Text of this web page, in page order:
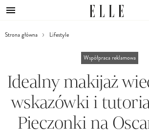
Strona główna Lifestyle
Współpraca reklamowa
Idealny makijaż
wskazówki i
Pieczonki na